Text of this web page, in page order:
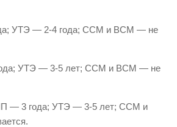
УТЭ — 2-4 года; ССМ и ВСМ — не
УТЭ — 3-5 лет; ССМ и ВСМ — не
— 3 года; УТЭ — 3-5 лет; ССМ и